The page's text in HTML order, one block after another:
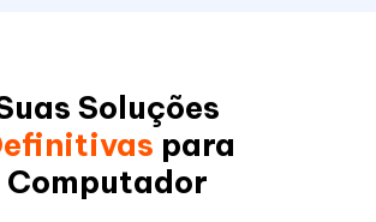
Soluções
para
Computador